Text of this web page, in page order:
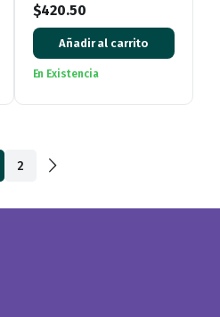
$420.50
Añadir al carrito
En Existencia
2